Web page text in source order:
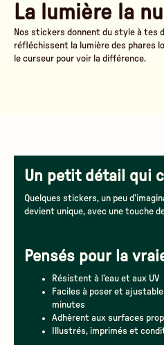
La lumière la
Nos stickers donnent du style à tes
réfléchissent la lumière des phares
le curseur pour voir la différence.
Un petit détail qui
Quelques stickers, un peu
devient unique, avec une touche
Pensés pour la
Résistent à l’eau et aux UV
Faciles à poser et
minutes
Adhèrent aux surfaces
Illustrés, imprimés et